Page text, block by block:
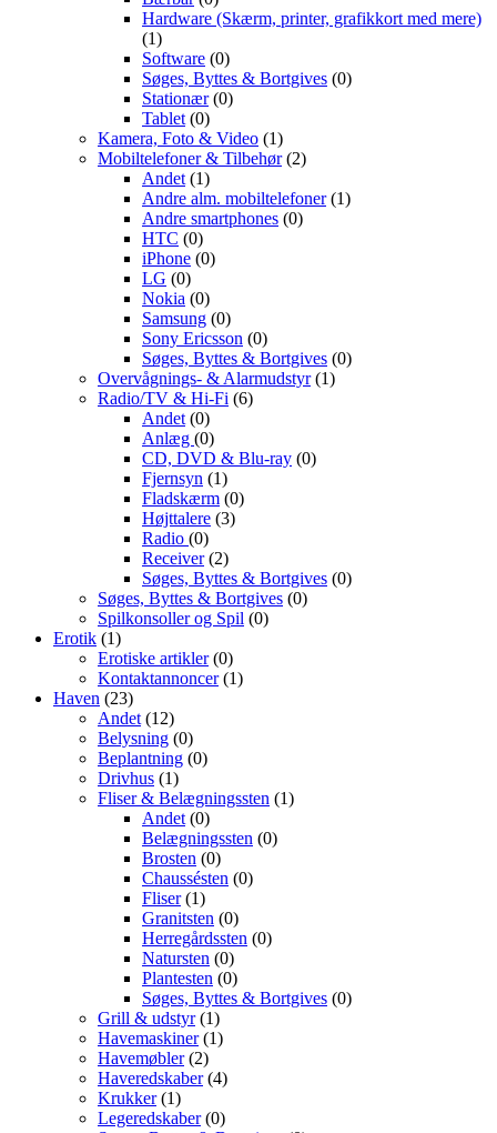
Hardware (Skærm, printer, grafikkort med mere)
(1)
Software (0)
Søges, Byttes & Bortgives (0)
Stationær(0)
Tablet (0)
Kamera, Foto & Video (1)
Mobiltelefoner & Tilbehør(2)
Andet (1)
Andre alm. mobiltelefoner(1)
Andre smartphones (0)
HTC (0)
iPhone (0)
LG (0)
Nokia (0)
Samsung (0)
Sony Ericsson (0)
Søges, Byttes & Bortgives (0)
Overvågnings- & Alarmudstyr(1)
Radio/TV & Hi-Fi (6)
Andet (0)
Anlæg (0)
CD, DVD & Blu-ray (0)
Fjernsyn (1)
Fladskærm (0)
Højttalere (3)
Radio (0)
Receiver(2)
Søges, Byttes & Bortgives (0)
Søges, Byttes & Bortgives (0)
Spilkonsoller og Spil (0)
Erotik (1)
Erotiske artikler(0)
Kontaktannoncer(1)
Haven (23)
Andet (12)
Belysning (0)
Beplantning (0)
Drivhus (1)
Fliser & Belægningssten (1)
Andet (0)
Belægningssten (0)
Brosten (0)
Chaussésten (0)
Fliser(1)
Granitsten (0)
Herregårdssten (0)
Natursten (0)
Plantesten (0)
Søges, Byttes & Bortgives (0)
Grill & udstyr(1)
Havemaskiner(1)
Havemøbler(2)
Haveredskaber(4)
Krukker(1)
Legeredskaber(0)